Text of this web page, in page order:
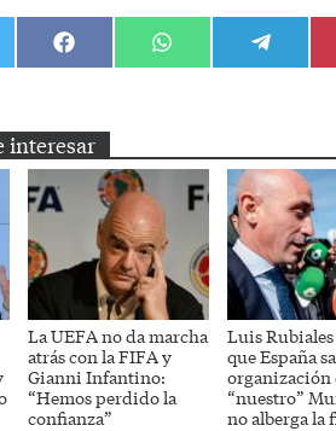
Compartir
en
Compartir
en
Compartir
en
interesar
La UEFA no da marcha
atrás con la FIFA y
Gianni Infantino:
“Hemos perdido la
confianza”
Luis
que España
organización
“nuestro”
no alberga la